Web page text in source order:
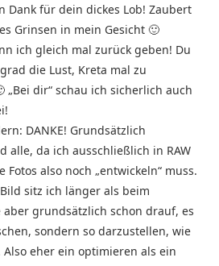
Dank für dein dickes Lob! Zaubert
Grinsen in mein Gesicht 🙂
ich gleich mal zurück geben! Du
die Lust, Kreta mal zu
„Bei dir“ schau ich sicherlich auch
DANKE! Grundsätzlich
alle, da ich ausschließlich in RAW
Fotos also noch „entwickeln“ muss.
sitz ich länger als beim
aber grundsätzlich schon drauf, es
sondern so darzustellen, wie
Also eher ein optimieren als ein